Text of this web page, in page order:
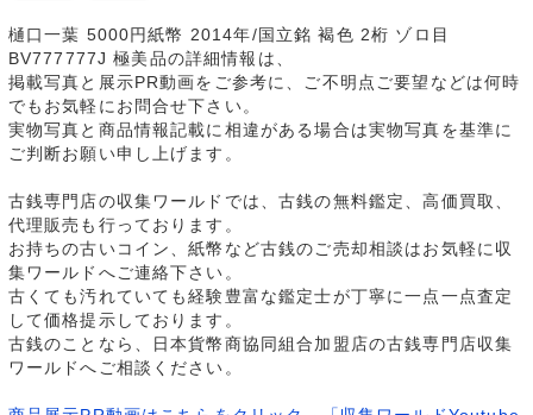
樋口一葉 5000円紙幣 2014年/国立銘 褐色 2桁 ゾロ目
BV777777J 極美品の詳細情報は、
掲載写真と展示PR動画をご参考に、ご不明点ご要望などは何時
でもお気軽にお問合せ下さい。
実物写真と商品情報記載に相違がある場合は実物写真を基準に
ご判断お願い申し上げます。
古銭専門店の収集ワールドでは、古銭の無料鑑定、高価買取、
代理販売も行っております。
お持ちの古いコイン、紙幣など古銭のご売却相談はお気軽に収
集ワールドへご連絡下さい。
古くても汚れていても経験豊富な鑑定士が丁寧に一点一点査定
して価格提示しております。
古銭のことなら、日本貨幣商協同組合加盟店の古銭専門店収集
ワールドへご相談ください。